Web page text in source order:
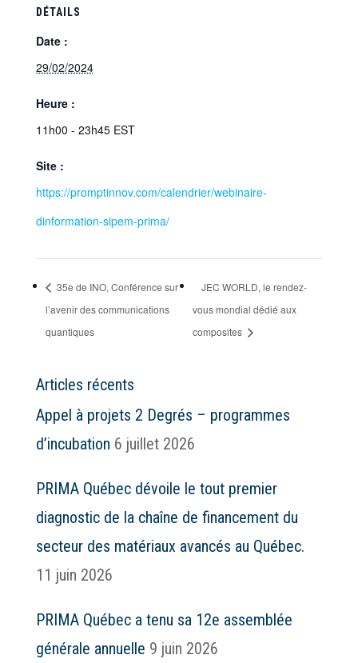
DÉTAILS
Date :
29/02/2024
Heure :
11h00 - 23h45 EST
Site :
https://promptinnov.com/calendrier/webinaire-
dinformation-sipem-prima/
35e de INO, Conférence sur
l’avenir des communications
quantiques
JEC WORLD, le rendez-
vous mondial dédié aux
composites
Articles récents
Appel à projets 2 Degrés – programmes
d’incubation 6 juillet 2026
PRIMA Québec dévoile le tout premier
diagnostic de la chaîne de financement du
secteur des matériaux avancés au Québec.
11 juin 2026
PRIMA Québec a tenu sa 12e assemblée
générale annuelle 9 juin 2026